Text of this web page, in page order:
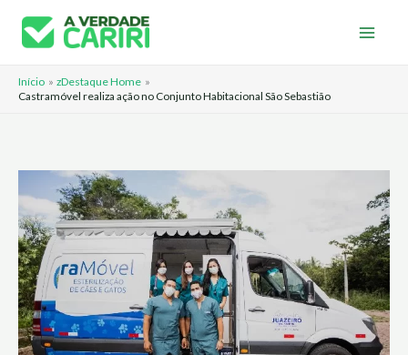
para
conteúdo
Início
zDestaque Home
Castramóvel realiza ação no Conjunto Habitacional São Sebastião